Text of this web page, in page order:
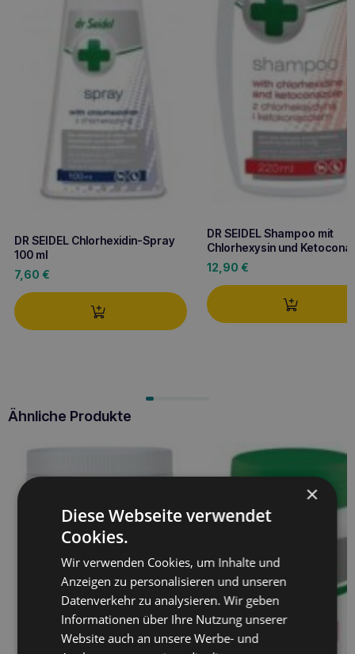
DR SEIDEL Chlorhexidin-Spray
100 ml
7,60 €
DR SEIDEL Shampoo mit
Chlorhexysin und
12,90 €
Ähnliche Produkte
×
Diese Webseite verwendet
Cookies.
Wir verwenden Cookies, um Inhalte und
Anzeigen zu personalisieren und unseren
Datenverkehr zu analysieren. Wir geben
Informationen über Ihre Nutzung unserer
Website auch an unsere Werbe- und